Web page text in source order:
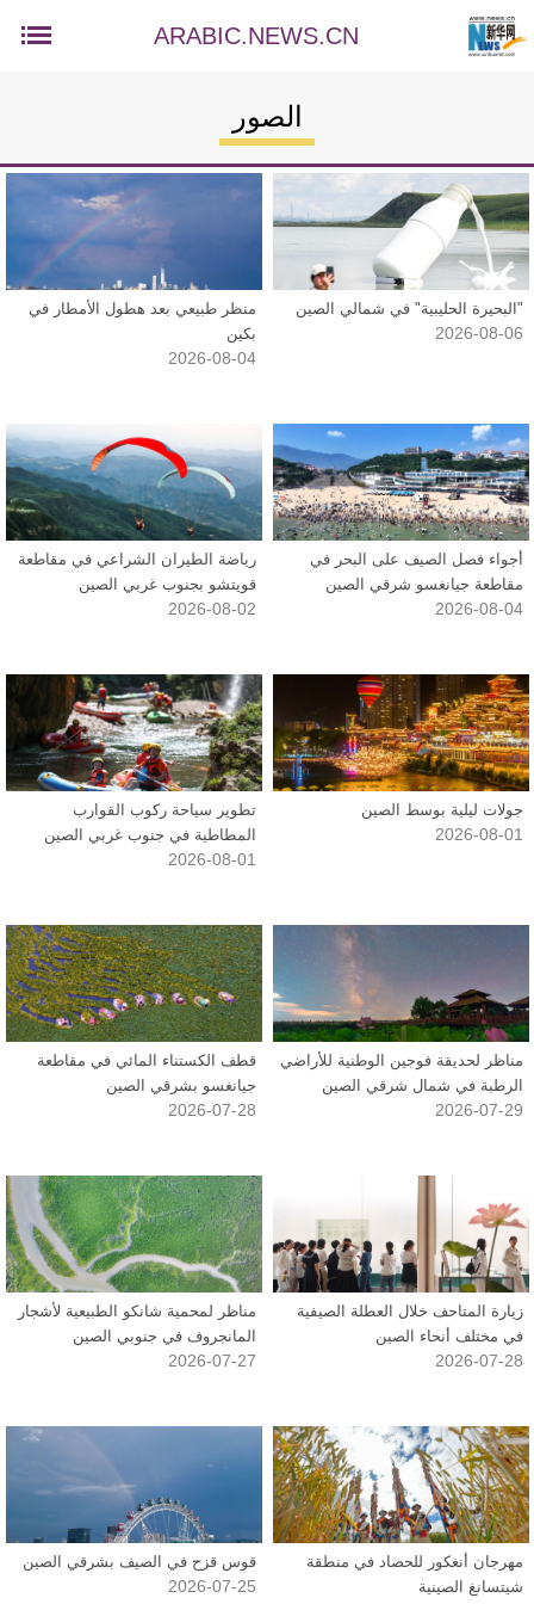
ARABIC.NEWS.CN
الصور
"البحيرة الحليبية" في شمالي الصين
2026-08-06
منظر طبيعي بعد هطول الأمطار في
بكين
2026-08-04
أجواء فصل الصيف على البحر في
مقاطعة جيانغسو شرقي الصين
2026-08-04
رياضة الطيران الشراعي في مقاطعة
قويتشو بجنوب غربي الصين
2026-08-02
جولات ليلية بوسط الصين
2026-08-01
تطوير سياحة ركوب القوارب
المطاطية في جنوب غربي الصين
2026-08-01
مناظر لحديقة فوجين الوطنية للأراضي
الرطبة في شمال شرقي الصين
2026-07-29
قطف الكستناء المائي في مقاطعة
جيانغسو بشرقي الصين
2026-07-28
زيارة المتاحف خلال العطلة الصيفية
في مختلف أنحاء الصين
2026-07-28
مناظر لمحمية شانكو الطبيعية لأشجار
المانجروف في جنوبي الصين
2026-07-27
مهرجان أنغكور للحصاد في منطقة
شيتسانغ الصينية
قوس قزح في الصيف بشرقي الصين
2026-07-25